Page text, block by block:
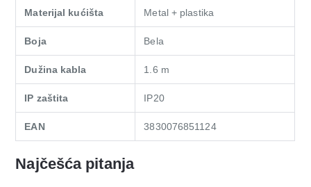
Materijal kućišta Metal + plastika
Boja Bela
Dužina kabla 1.6 m
IP zaštita IP20
EAN 3830076851124
Najčešća pitanja